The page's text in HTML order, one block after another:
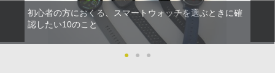
初心者の方におくる、スマートウォッチを選ぶときに確
認したい10のこと
● ● ●